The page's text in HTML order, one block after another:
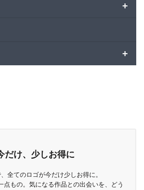
+
+
だけ、少しお得に
全てのロゴが今だけ少しお得に。
点もの。気になる作品との出会いを、どう